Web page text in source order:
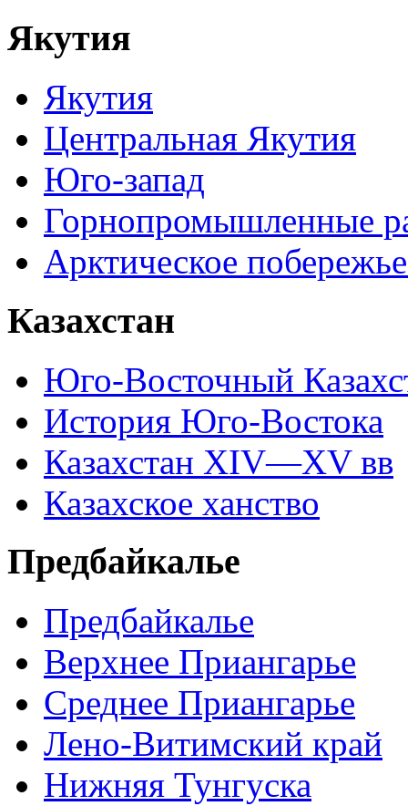
Якутия
Якутия
Центральная Якутия
Юго-запад
Горнопромышленные
Арктическое
Казахстан
Юго-Восточный
История Юго-Востока
Казахстан XIV—XV вв
Казахское ханство
Предбайкалье
Предбайкалье
Верхнее Приангарье
Среднее Приангарье
Лено-Витимский край
Нижняя Тунгуска